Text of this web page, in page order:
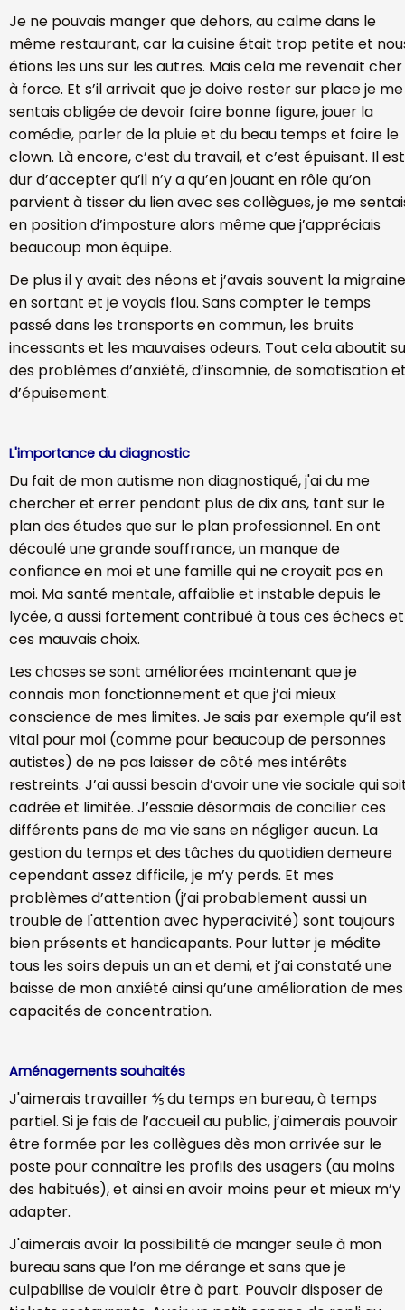
Je ne pouvais manger que dehors, au calme dans le
même restaurant, car la cuisine était trop petite et
étions les uns sur les autres. Mais cela me revenait cher
à force. Et s’il arrivait que je doive rester sur place je me
sentais obligée de devoir faire bonne figure, jouer la
comédie, parler de la pluie et du beau temps et faire le
clown. Là encore, c’est du travail, et c’est épuisant. Il est
dur d’accepter qu’il n’y a qu’en jouant en rôle qu’on
parvient à tisser du lien avec ses collègues, je me
en position d’imposture alors même que j’appréciais
beaucoup mon équipe.
De plus il y avait des néons et j’avais souvent la migraine
en sortant et je voyais flou. Sans compter le temps
passé dans les transports en commun, les bruits
incessants et les mauvaises odeurs. Tout cela aboutit
des problèmes d’anxiété, d’insomnie, de somatisation
d’épuisement.
L'importance du diagnostic
Du fait de mon autisme non diagnostiqué, j'ai du me
chercher et errer pendant plus de dix ans, tant sur le
plan des études que sur le plan professionnel. En ont
découlé une grande souffrance, un manque de
confiance en moi et une famille qui ne croyait pas en
moi. Ma santé mentale, affaiblie et instable depuis le
lycée, a aussi fortement contribué à tous ces échecs et
ces mauvais choix.
Les choses se sont améliorées maintenant que je
connais mon fonctionnement et que j’ai mieux
conscience de mes limites. Je sais par exemple qu’il est
vital pour moi (comme pour beaucoup de personnes
autistes) de ne pas laisser de côté mes intérêts
restreints. J’ai aussi besoin d’avoir une vie sociale qui
cadrée et limitée. J’essaie désormais de concilier ces
différents pans de ma vie sans en négliger aucun. La
gestion du temps et des tâches du quotidien demeure
cependant assez difficile, je m’y perds. Et mes
problèmes d’attention (j’ai probablement aussi un
trouble de l'attention avec hyperacivité) sont toujours
bien présents et handicapants. Pour lutter je médite
tous les soirs depuis un an et demi, et j’ai constaté une
baisse de mon anxiété ainsi qu’une amélioration de mes
capacités de concentration.
Aménagements souhaités
J'aimerais travailler ⅘ du temps en bureau, à temps
partiel. Si je fais de l’accueil au public, j’aimerais pouvoir
être formée par les collègues dès mon arrivée sur le
poste pour connaître les profils des usagers (au moins
des habitués), et ainsi en avoir moins peur et mieux m’y
adapter.
J'aimerais avoir la possibilité de manger seule à mon
bureau sans que l’on me dérange et sans que je
culpabilise de vouloir être à part. Pouvoir disposer de